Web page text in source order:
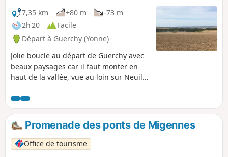
7,35 km
+80 m
-73 m
2h 20
Facile
Départ à Guerchy (Yonne)
Jolie boucle au départ de Guerchy avec
beaux paysages car il faut monter en
haut de la vallée, vue au loin sur Neuilly,
Promenade des ponts de Migennes
Office de tourisme